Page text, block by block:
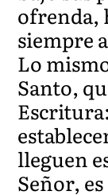
ofrenda,
siempre
Lo
Santo,
lleguen
Señor,